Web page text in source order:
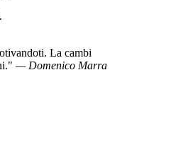
La cambi
— Domenico Marra